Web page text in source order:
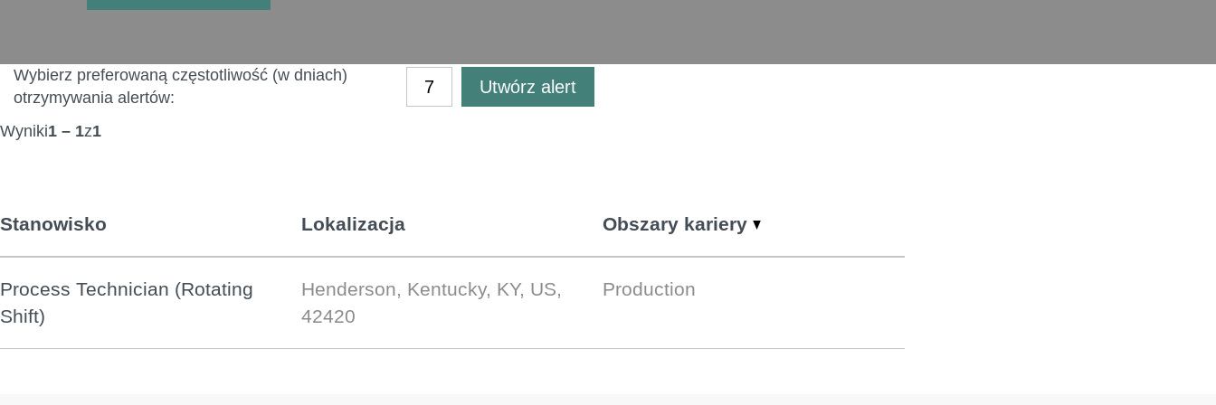
Wybierz preferowaną częstotliwość (w dniach)
otrzymywania alertów:
Utwórz alert
Wyniki1 – 1z1
Stanowisko Lokalizacja Obszary kariery
Process Technician (Rotating
Shift)
Henderson, Kentucky, KY, US,
42420
Production